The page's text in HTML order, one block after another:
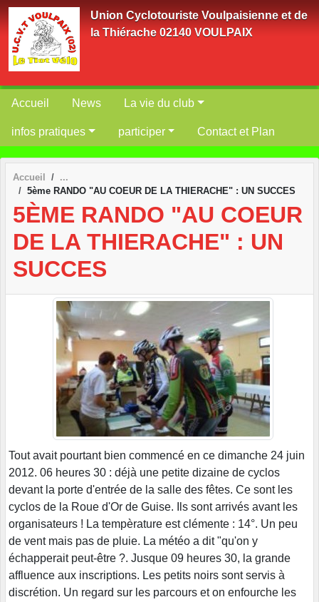
Union Cyclotouriste Voulpaisienne et de
la Thiérache 02140 VOULPAIX
Accueil News La vie du club
infos pratiques participer Contact et Plan
Accueil
5ème RANDO "AU COEUR DE LA THIERACHE" : UN SUCCES
5ÈME RANDO "AU COEUR
DE LA THIERACHE" : UN
SUCCES
Tout avait pourtant bien commencé en ce dimanche 24 juin
2012. 06 heures 30 : déjà une petite dizaine de cyclos
devant la porte d'entrée de la salle des fêtes. Ce sont les
cyclos de la Roue d'Or de Guise. Ils sont arrivés avant les
organisateurs ! La tempèrature est clémente : 14°. Un peu
de vent mais pas de pluie. La météo a dit "qu'on y
échapperait peut-être ?. Jusque 09 heures 30, la grande
affluence aux inscriptions. Les petits noirs sont servis à
discrétion. Un regard sur les parcours et on enfourche les
Panneau de gestion des cookies